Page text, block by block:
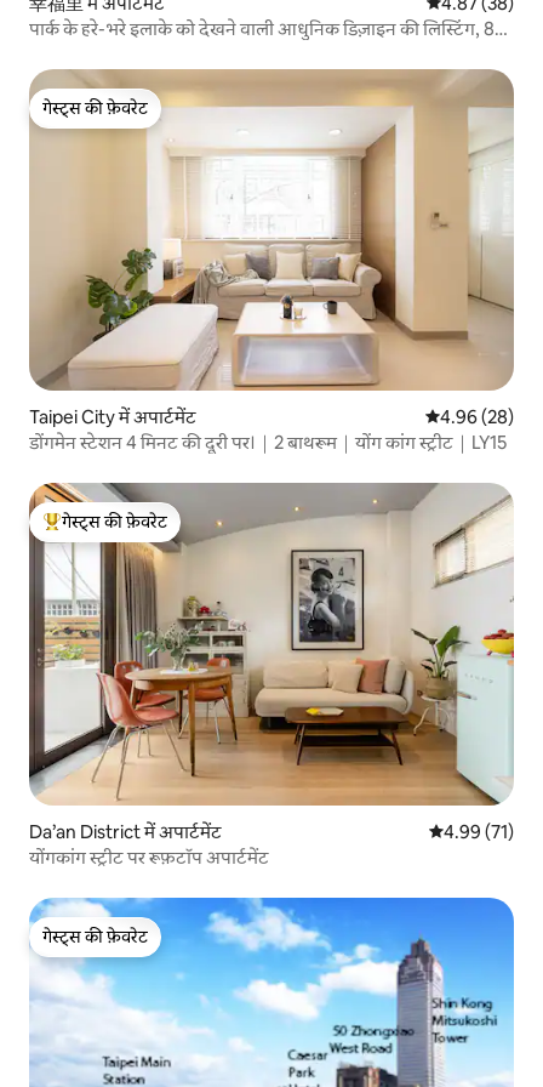
पार्क के हरे-भरे इलाके को देखने वाली आधुनिक डिज़ाइन की लिस्टिंग, 80
गेस्ट्स की फ़ेवरेट
गेस्ट्स की फ़ेवरेट
Taipei City में अपार्टमेंट औसत रेटिंग 5 में
4.96 (28)
डोंगमेन स्टेशन 4 मिनट की दूरी पर।｜2 बाथरूम｜योंग कांग स्ट्रीट｜LY15
गेस्ट्स का टॉप फ़ेवरेट
गेस्ट्स की फ़ेवरेट
Da’an District में अपार्टमेंट औसत रेटिंग 5 में
4.99 (71)
योंगकांग स्ट्रीट पर रूफ़टॉप अपार्टमेंट
गेस्ट्स की फ़ेवरेट
गेस्ट्स की फ़ेवरेट